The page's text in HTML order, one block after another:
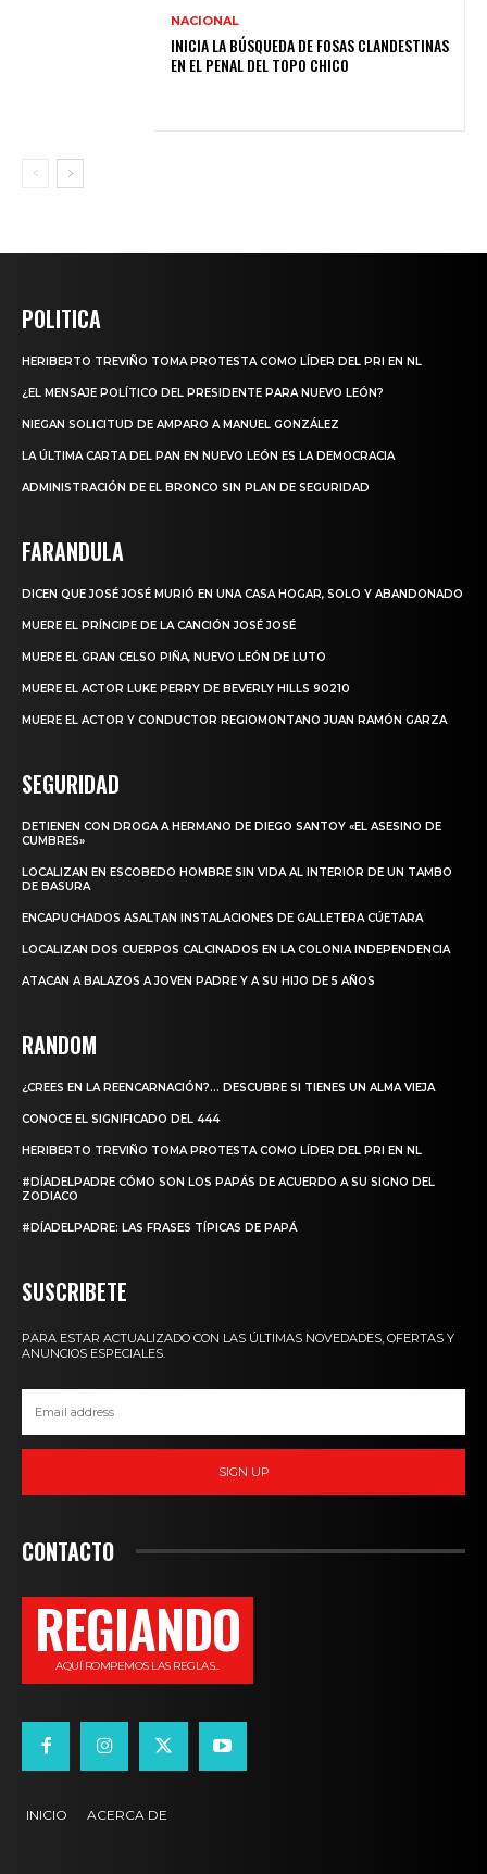
NACIONAL
INICIA LA BÚSQUEDA DE FOSAS CLANDESTINAS
EN EL PENAL DEL TOPO CHICO
POLITICA
HERIBERTO TREVIÑO TOMA PROTESTA COMO LÍDER DEL PRI EN NL
¿EL MENSAJE POLÍTICO DEL PRESIDENTE PARA NUEVO LEÓN?
NIEGAN SOLICITUD DE AMPARO A MANUEL GONZÁLEZ
LA ÚLTIMA CARTA DEL PAN EN NUEVO LEÓN ES LA DEMOCRACIA
ADMINISTRACIÓN DE EL BRONCO SIN PLAN DE SEGURIDAD
FARANDULA
DICEN QUE JOSÉ JOSÉ MURIÓ EN UNA CASA HOGAR, SOLO Y ABANDONADO
MUERE EL PRÍNCIPE DE LA CANCIÓN JOSÉ JOSÉ
MUERE EL GRAN CELSO PIÑA, NUEVO LEÓN DE LUTO
MUERE EL ACTOR LUKE PERRY DE BEVERLY HILLS 90210
MUERE EL ACTOR Y CONDUCTOR REGIOMONTANO JUAN RAMÓN GARZA
SEGURIDAD
DETIENEN CON DROGA A HERMANO DE DIEGO SANTOY «EL ASESINO DE
CUMBRES»
LOCALIZAN EN ESCOBEDO HOMBRE SIN VIDA AL INTERIOR DE UN TAMBO
DE BASURA
ENCAPUCHADOS ASALTAN INSTALACIONES DE GALLETERA CÚETARA
LOCALIZAN DOS CUERPOS CALCINADOS EN LA COLONIA INDEPENDENCIA
ATACAN A BALAZOS A JOVEN PADRE Y A SU HIJO DE 5 AÑOS
RANDOM
¿CREES EN LA REENCARNACIÓN?… DESCUBRE SI TIENES UN ALMA VIEJA
CONOCE EL SIGNIFICADO DEL 444
HERIBERTO TREVIÑO TOMA PROTESTA COMO LÍDER DEL PRI EN NL
#DÍADELPADRE CÓMO SON LOS PAPÁS DE ACUERDO A SU SIGNO DEL
ZODIACO
#DÍADELPADRE: LAS FRASES TÍPICAS DE PAPÁ
SUSCRIBETE
PARA ESTAR ACTUALIZADO CON LAS ÚLTIMAS NOVEDADES, OFERTAS Y
ANUNCIOS ESPECIALES.
SIGN UP
CONTACTO
REGIANDO
AQUÍ ROMPEMOS LAS REGLAS...
INICIO ACERCA DE